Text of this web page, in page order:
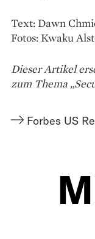
Text: Dawn
Fotos: Kwaku
Dieser Artikel
zum Thema
Forbes US